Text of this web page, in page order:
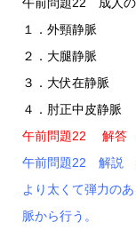
１．外頸静脈
２．大腿静脈
３．大伏在静脈
４．肘正中皮静脈
午前問題22 解
午前問題22 解説
より太くて弾力の
脈から行う。